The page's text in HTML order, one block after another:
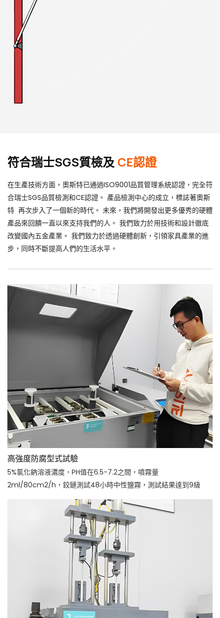
符合瑞士SGS質檢及 CE認證
在生產技術方面，奧斯特已通過ISO9001品質管理系統認證，完全符
合瑞士SGS品質檢測和CE認證。 產品檢測中心的成立，標誌著奧斯
特 再次步入了一個新的時代。 未來，我們將開發出更多優秀的硬體
產品來回饋一直以來支持我們的人。 我們致力於用技術和設計徹底
改變國內五金產業。 我們致力於透過硬體創新，引領家具產業的進
步，同時不斷提高人們的生活水平。
高強度防腐型式試驗
5%氯化鈉溶液濃度，PH值在6.5-7.2之間，噴霧量
2ml/80cm2/h，鉸鏈測試48小時中性鹽霧，測試結果達到9級